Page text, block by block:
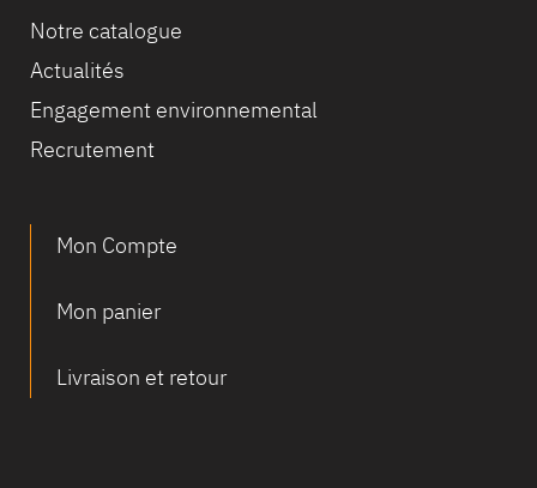
Notre catalogue
Actualités
Engagement environnemental
Recrutement
Mon Compte
Mon panier
Livraison et retour